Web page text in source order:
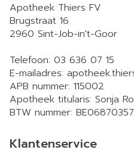
Apotheek Thiers FV
Brugstraat 16
2960 Sint-Job-in't-Goor
Telefoon: 03 636 07 15
E-mailadres:
APB nummer: 115002
Apotheek titularis: Sonja
BTW nummer:
Klantenservice